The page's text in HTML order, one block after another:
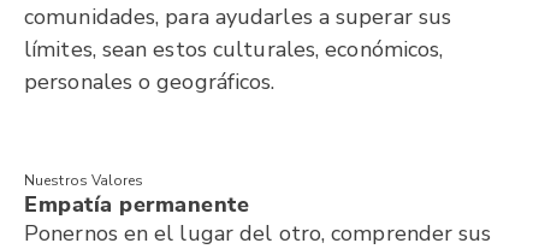
comunidades, para ayudarles a superar sus
límites, sean estos culturales, económicos,
personales o geográficos.
Nuestros Valores
Empatía permanente
Ponernos en el lugar del otro, comprender sus